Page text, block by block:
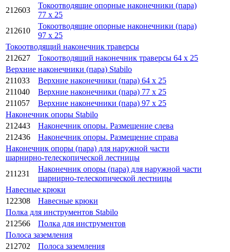
212603
Токоотводящие опорные наконечники (пара)
77 x 25
212610
Токоотводящие опорные наконечники (пара)
97 x 25
Токоотводящий наконечник траверсы
212627
Токоотводящий наконечник траверсы 64 x 25
Верхние наконечники (пара) Stabilo
211033
Верхние наконечники (пара) 64 x 25
211040
Верхние наконечники (пара) 77 x 25
211057
Верхние наконечники (пара) 97 x 25
Наконечник опоры Stabilo
212443
Наконечник опоры. Размещение слева
212436
Наконечник опоры. Размещение справа
Наконечник опоры (пара) для наружной части
шарнирно-телескопической лестницы
211231
Наконечник опоры (пара) для наружной части
шарнирно-телескопической лестницы
Навесные крюки
122308
Навесные крюки
Полка для инструментов Stabilo
212566
Полка для инструментов
Полоса заземления
212702
Полоса заземления